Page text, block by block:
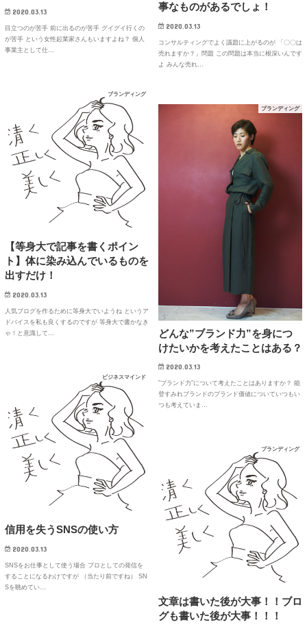
2020.03.13
目立つのが苦手 前に出るのが苦手 グイグイ行くの
が苦手 という女性起業家さんもいますよね？ 個人
事業主として仕…
事なものがあるでしょ！
2020.03.13
コンサルティングでよく議題に上がるのが 「〇〇は
売れますか？」問題 この問題は本当に根深いんです
よ みんな売れ…
ブランディング
【等身大で記事を書くポイン
ト】体に染み込んでいるものを
出すだけ！
2020.03.13
人気ブログを作るために等身大でいようね というア
ドバイスを私も良くするのですが 等身大で書かなき
ゃ！と意識して…
ブランディング
どんな”ブランド力”を身につ
けたいかを考えたことはある？
2020.03.13
”ブランド力”について考えたことはありますか？ 能
登すみれブランドのブランド価値についていつもい
つも考えていま…
ビジネスマインド
信用を失うSNSの使い方
2020.03.13
SNSをお仕事として使う場合 プロとしての発信を
することになるわけですが （当たり前ですね） SN
Sを眺めてい…
ブランディング
文章は書いた後が大事！！ブロ
グも書いた後が大事！！！